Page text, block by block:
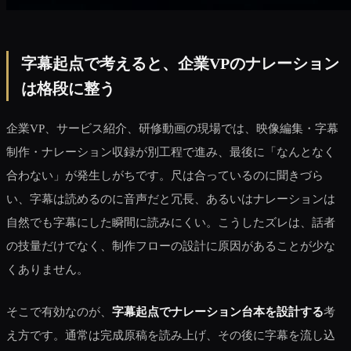
字幕起点で考えると、企業VPのナレーション
は格段に整う
企業VP、サービス紹介、研修動画の現場では、映像編集・字幕
制作・ナレーション収録が別工程で進み、最後に「なんとなく
合わない」が発生しがちです。尺は合っているのに聞きづら
い、字幕は読めるのに音声だと冗長、あるいはナレーションは
自然でも字幕にした瞬間に読みにくい。こうしたズレは、話者
の技量だけでなく、制作フローの設計に原因があることが少な
くありません。
そこで有効なのが、 字幕起点でナレーション台本を設計する考
え方です。通常は完成原稿を読み上げ、その後に字幕を流し込